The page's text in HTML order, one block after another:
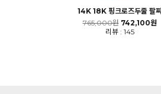
14K 18K 핑크로즈두줄 팔찌
765,000원 742,100원
리뷰 : 145